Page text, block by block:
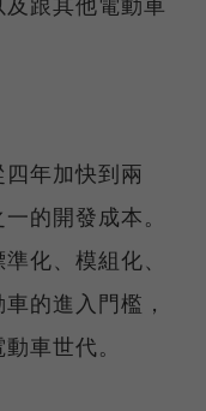
年加快到兩
的開發成本。
化、模組化、
的進入門檻，
車世代。